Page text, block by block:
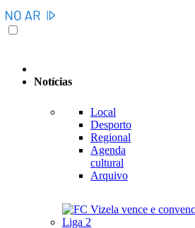
Notícias
Local
Desporto
Regional
Agenda
cultural
Arquivo